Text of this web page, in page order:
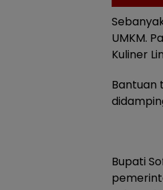
UMKM.
Kuliner
Bantuan
Bupati